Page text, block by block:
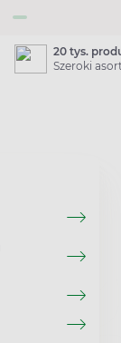
20 tys.
Szeroki